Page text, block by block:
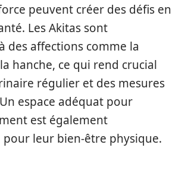
peuvent créer des défis en
Les Akitas sont
des affections comme la
hanche, ce qui rend crucial
régulier et des mesures
espace adéquat pour
est également
leur bien-être physique.